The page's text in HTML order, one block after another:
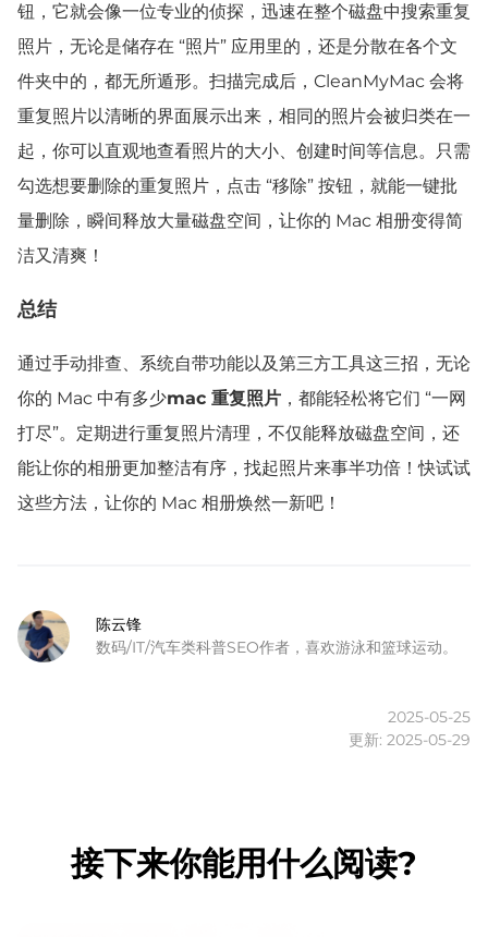
钮，它就会像一位专业的侦探，迅速在整个磁盘中搜索重复
照片，无论是储存在 “照片” 应用里的，还是分散在各个文
件夹中的，都无所遁形。扫描完成后，CleanMyMac 会将
重复照片以清晰的界面展示出来，相同的照片会被归类在一
起，你可以直观地查看照片的大小、 创建时间等信息。只需
勾选想要删除的重复照片，点击 “移除” 按钮，就能一键批
量删除，瞬间释放大量磁盘空间，让你的 Mac 相册变得简
洁又清爽！
总结
通过手动排查、系统自带功能以及第三方工具这三招，无论
你的 Mac 中有多少mac 重复照片 ，都能轻松将它们 “一网
打尽”。定期进行重复照片清理，不仅能释放磁盘空间，还
能让你的相册更加整洁有序，找起照片来事半功倍！快试试
这些方法，让你的 Mac 相册焕然一新吧！
陈云锋
数码/IT/汽车类科普SEO作者，喜欢游泳和篮球运动。
2025-05-25
更新: 2025-05-29
接下来你能用什么阅读?